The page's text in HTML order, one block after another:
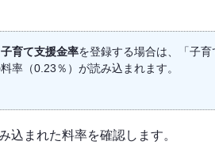
子育て支援金率を登録する場合は、「子
率（0.23％）が読み込まれます。
込まれた料率を確認します。